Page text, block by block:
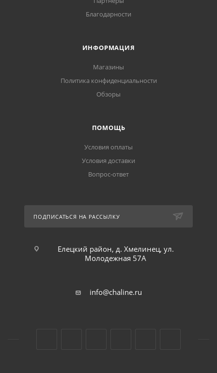
Благодарности
ИНФОРМАЦИЯ
Магазины
Политика конфиденциальности
Обзоры
ПОМОЩЬ
Условия оплаты
Условия доставки
Вопрос-ответ
ПОДПИСАТЬСЯ НА РАССЫЛКУ
Елецкий район, д. Хмелинец, ул.
Молодежная 57А
info@chaline.ru